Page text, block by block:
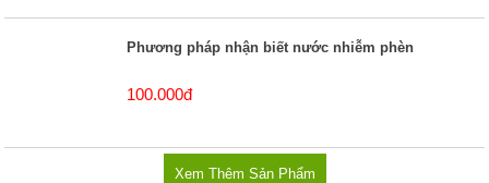
Phương pháp nhận biết nước nhiễm phèn
100.000đ
Xem Thêm Sản Phẩm